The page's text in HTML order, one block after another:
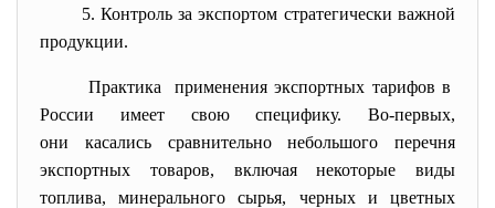
5. Контроль за экспортом стратегически важной
продукции.
Практика применения экспортных тарифов в
России имеет свою специфику. Во-первых,
они касались сравнительно небольшого перечня
экспортных товаров, включая некоторые виды
топлива, минерального сырья, черных и цветных